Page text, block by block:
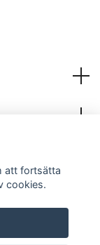
att fortsätta
cookies.